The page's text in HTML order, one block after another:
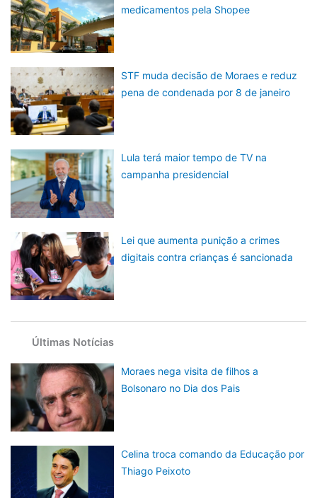
medicamentos pela Shopee
STF muda decisão de Moraes e reduz
pena de condenada por 8 de janeiro
Lula terá maior tempo de TV na
campanha presidencial
Lei que aumenta punição a crimes
digitais contra crianças é sancionada
Últimas Notícias
Moraes nega visita de filhos a
Bolsonaro no Dia dos Pais
Celina troca comando da Educação por
Thiago Peixoto